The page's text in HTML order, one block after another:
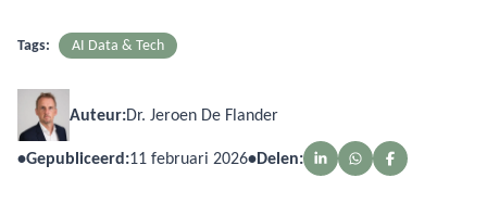
Tags: AI Data & Tech
Auteur:Dr. Jeroen De Flander
•Gepubliceerd:11 februari 2026•Delen: